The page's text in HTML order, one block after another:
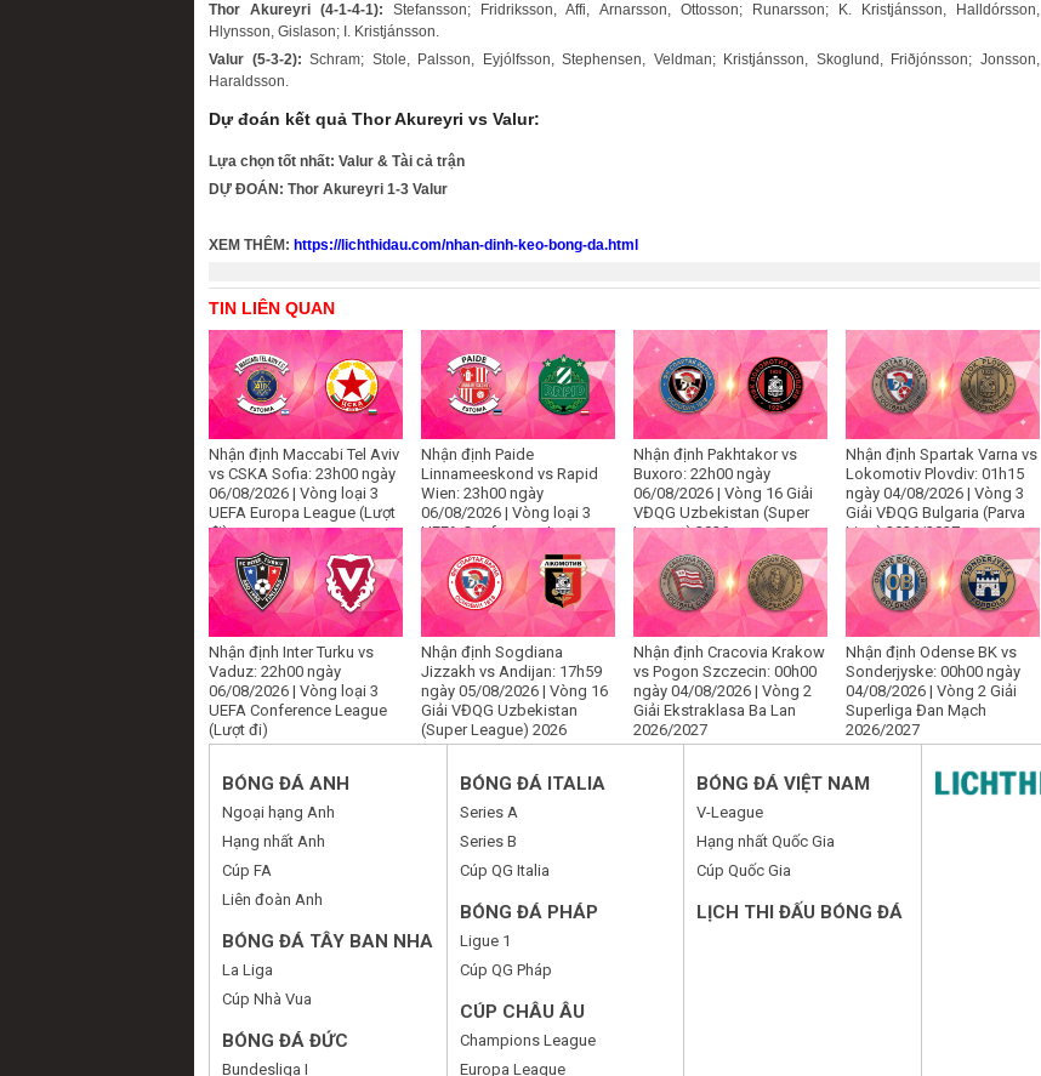
Thor Akureyri (4-1-4-1):Stefansson; Fridriksson, Affi, Arnarsson, Ottosson; Runarsson; K. Kristjánsson, Halldórsson,
Hlynsson, Gislason; I. Kristjánsson.
Valur (5-3-2): Schram; Stole, Palsson, Eyjólfsson, Stephensen, Veldman; Kristjánsson, Skoglund, Friðjónsson; Jonsson,
Haraldsson.
Dự đoán kết quả Thor Akureyri vs Valur:
Lựa chọn tốt nhất: Valur & Tài cả trận
DỰ ĐOÁN: Thor Akureyri 1-3 Valur
XEM THÊM: https://lichthidau.com/nhan-dinh-keo-bong-da.html
TIN LIÊN QUAN
Nhận định Maccabi Tel Aviv
vs CSKA Sofia: 23h00 ngày
06/08/2026 | Vòng loại 3
UEFA Europa League (Lượt
đi)
Nhận định Inter Turku vs
Vaduz: 22h00 ngày
06/08/2026 | Vòng loại 3
UEFA Conference League
(Lượt đi)
Nhận định Paide
Linnameeskond vs Rapid
Wien: 23h00 ngày
06/08/2026 | Vòng loại 3
UEFA Conference League
(Lượt đi)
Nhận định Sogdiana
Jizzakh vs Andijan: 17h59
ngày 05/08/2026 | Vòng 16
Giải VĐQG Uzbekistan
(Super League) 2026
Nhận định Pakhtakor vs
Buxoro: 22h00 ngày
06/08/2026 | Vòng 16 Giải
VĐQG Uzbekistan (Super
League) 2026
Nhận định Cracovia Krakow
vs Pogon Szczecin: 00h00
ngày 04/08/2026 | Vòng 2
Giải Ekstraklasa Ba Lan
2026/2027
Nhận định Spartak Varna vs
Lokomotiv Plovdiv: 01h15
ngày 04/08/2026 | Vòng 3
Giải VĐQG Bulgaria (Parva
Liga) 2026/2027
Nhận định Odense BK vs
Sonderjyske: 00h00 ngày
04/08/2026 | Vòng 2 Giải
Superliga Đan Mạch
2026/2027
BÓNG ĐÁ ANH
Ngoại hạng Anh
Hạng nhất Anh
Cúp FA
Liên đoàn Anh
BÓNG ĐÁ TÂY BAN NHA
La Liga
Cúp Nhà Vua
BÓNG ĐÁ ĐỨC
Bundesliga I
BÓNG ĐÁ ITALIA
Series A
Series B
Cúp QG Italia
BÓNG ĐÁ PHÁP
Ligue 1
Cúp QG Pháp
CÚP CHÂU ÂU
Champions League
Europa League
BÓNG ĐÁ VIỆT NAM
V-League
Hạng nhất Quốc Gia
Cúp Quốc Gia
LỊCH THI ĐẤU BÓNG ĐÁ